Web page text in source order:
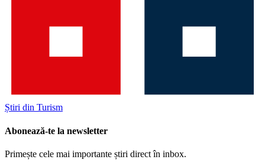
Știri din Turism
Abonează-te la newsletter
Primește cele mai importante știri direct în inbox.